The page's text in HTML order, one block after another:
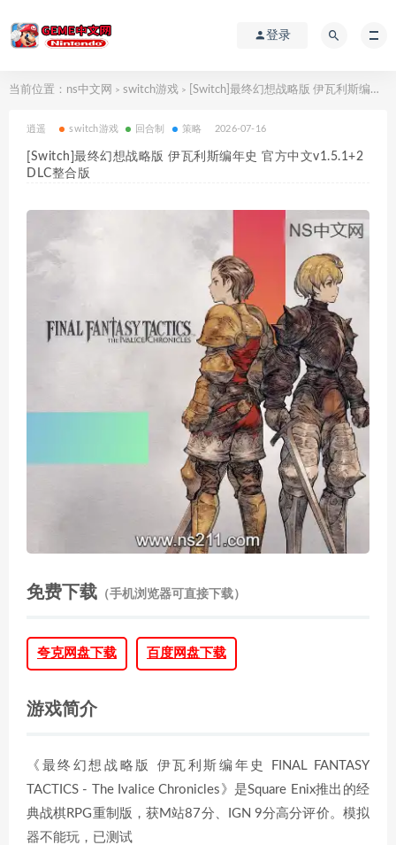
登录
当前位置： ns中文网 > switch游戏 > [Switch]最终幻想战略版 伊瓦利斯编年史 官方中文v1.5.1+2DLC整合版
逍遥 switch游戏 回合制 策略 2026-07-16
[Switch]最终幻想战略版 伊瓦利斯编年史 官方中文v1.5.1+2
DLC整合版
免费下载 （手机浏览器可直接下载）
夸克网盘下载 百度网盘下载
游戏简介
《最终幻想战略版 伊瓦利斯编年史 FINAL FANTASY
TACTICS - The Ivalice Chronicles》是Square Enix推出的经
典战棋RPG重制版，获M站87分、IGN 9分高分评价。模拟
器不能玩，已测试